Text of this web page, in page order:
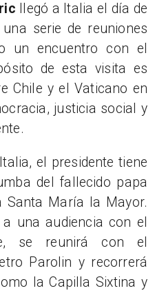
llegó a Italia el día de
serie de reuniones
un encuentro con el
de esta visita es
Chile y el Vaticano en
justicia social y
el presidente tiene
del fallecido papa
Santa María la Mayor.
una audiencia con el
se reunirá con el
Parolin y recorrerá
la Capilla Sixtina y